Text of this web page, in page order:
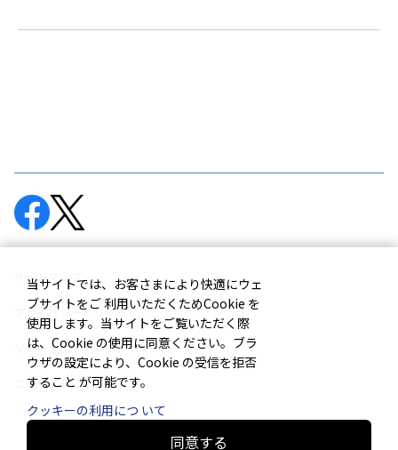
サイトマップ
プライバシーポリシー
ソーシャルメディアポリシー
このサイトについて
© Murata Machinery, Ltd.
当サイトでは、お客さまにより快適にウェ
ブサイトをご 利用いただくためCookie を
使用します。当サイトをご覧いただく際
は、Cookie の使用に同意ください。ブラ
ウザの設定により、Cookie の受信を拒否
すること が可能です。
クッキーの利用につ いて
同意する